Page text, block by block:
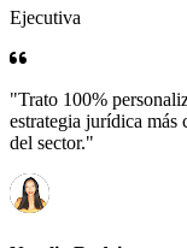
Ejecutiva
"Trato 100%
estrategia jurídica más
del sector."